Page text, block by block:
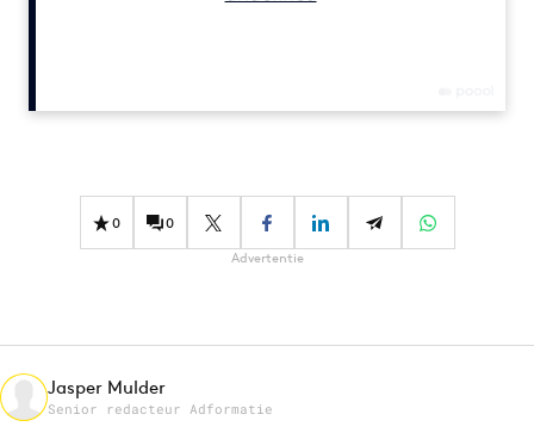
Influencer marketing
Interne communicatie
Martech
0 0
Advertentie
Jasper Mulder
Senior redacteur Adformatie